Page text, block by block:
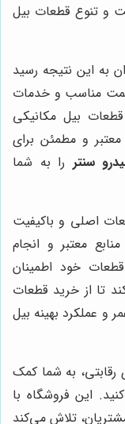
و تنوع قطعات بیل
به این نتیجه رسید
قیمت مناسب و خدمات
قطعات بیل مکانیکی
و مطمئن برای
سنتر را به شما
اصلی و باکیفیت
معتبر و انجام
خود اطمینان
تا از خرید قطعات
و عملکرد بهینه بیل
رقابتی، به شما کمک
این فروشگاه با
تلاش می‌کند